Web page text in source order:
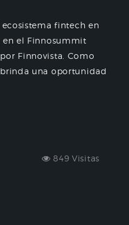
fintech en
en el Finnosummit
Finnovista. Como
una oportunidad
849 Visitas